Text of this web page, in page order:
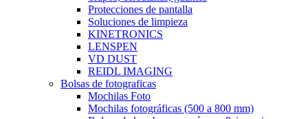
Protecciones de pantalla
Soluciones de limpieza
KINETRONICS
LENSPEN
VD DUST
REIDL IMAGING
Bolsas de fotograficas
Mochilas Foto
Mochilas fotográficas (500 a 800 mm)